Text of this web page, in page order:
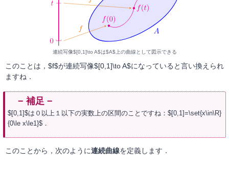
連続写像$[0,1]\to A$は$A$上の曲線として図示できる
このことは，$f$が連続写像$[0,1]\to A$になっていると言い換えられ
ますね．
$[0,1]$は０以上１以下の実数上の区間のことですね：$[0,1]=\set{x\in\R}
{0\le x\le1}$．
このことから，次のように連続曲線を定義します．